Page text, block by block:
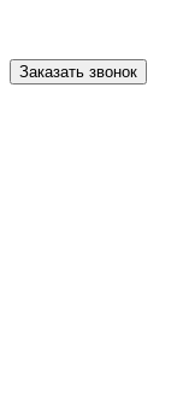
Заказать звонок